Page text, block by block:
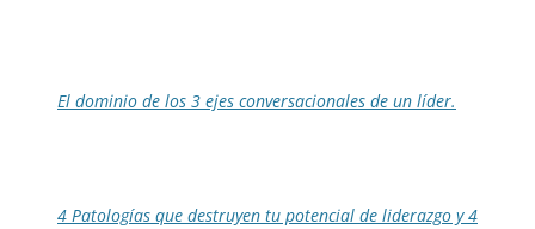
El dominio de los 3 ejes conversacionales de un líder.
4 Patologías que destruyen tu potencial de liderazgo y 4